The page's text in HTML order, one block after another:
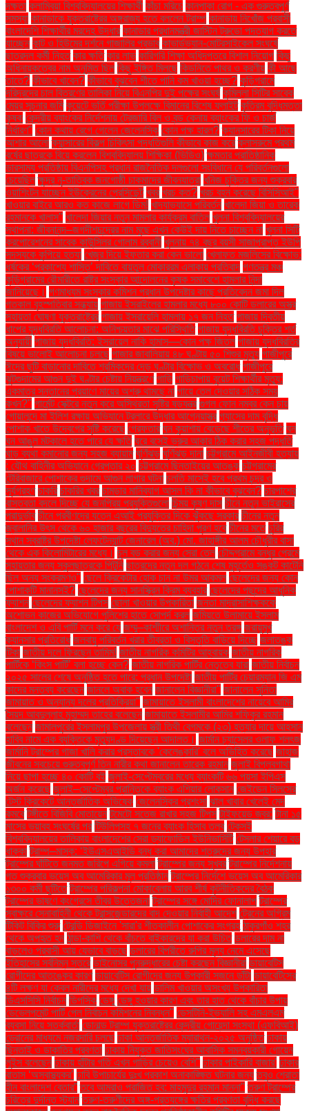
দক্ষতা কলাম্বিয়া বিশ্ববিদ্যালয়ের শিক্ষার্থী কাঁচা মরিচে কানপাকা রোগ - এক গুরুত্বপুর্ণ
সমস্যা কানাডাকে যুক্তরাষ্ট্রের অঙ্গরাজ্য হতে বললেন ট্রাম্প কানাডায় নিখোঁজ প্রবাসী
বাংলাদেশি শিক্ষার্থীর মরদেহ উদ্ধার কানাডার প্রধানমন্ত্রী জাস্টিন ট্রুডো পদত্যাগ করতে
যাচ্ছেন কান্ট ও হিউমের দর্শনে গাজালির প্রভাব কাভার্ডভ্যান-মোটরসাইকেল সংঘর্ষে
ছাত্রদল কর্মী নিহত কার ক্ষতি কার লাভ কারিগরি শিক্ষা অধিদপ্তরে বিশাল নিয়োগ কিছু
অধিনায়কত্বের নাম অনুমিত ছিল কিছু ইঙ্গিত মিলছে কিডনিতে পাথর ও করণীয় কী আছে
তাতে? কীভাবে খাবেন? কীভাবে বুঝবেন শীতে পানি কম খাওয়া হচ্ছে? কুড়িগ্রামে
দরিদ্রদের চাল বিতরণের তালিকা নিয়ে বিএনপির দুই পক্ষের সংঘর্ষ কুমিল্লা সিটির সাবেক
মেয়র সূচনার জমি কুয়েটে ভর্তি পরীক্ষা উপলক্ষে বিমানের বিশেষ ফ্লাইট কৃত্রিম বুদ্ধিমত্তা
কৃষক কেন্দ্রীয় ব্যাংকের নির্দেশনায় ট্রেজারি বিল ও বন্ড কেনায় ব্যাংকের ফি ও চার্জ
নির্ধারণ" কোন কথায় রেগে গেলেন জেলেনস্কি কোন পক্ষ হারল? ক্যানসারের টিকা নিয়ে
আশার আলো ক্যান্সারের বিকল্প চিকিৎসা পদ্ধতিগুলি কীভাবে কাজ করে ক্লাসরুমে প্রথম
বর্ষের ছাত্রকে বিয়ে করলেন বিশ্ববিদ্যালয় শিক্ষিকা (ভিডিও) ক্ষমতার প্রাতিষ্ঠানিক
ভারসাম্য প্রতিষ্ঠায় বিএনপিসহ প্রধান রাজনৈতিক দলগুলো সংবিধানে যে পরিবর্তনগুলো
চেয়েছিল ক্ষুদ্র নৃ-তাত্বিক জনগোষ্ঠী চাকমাদের জীবনযাত্রা খনিজ চুক্তির জন্য শুক্রবার
ওয়াশিংটন যাচ্ছেন ইউক্রেনের প্রেসিডেন্ট খবর খরচ কত? খরচ বহন করেছে বিসিসিআই"
খাওয়ার বাইরে আরও কত কাজে লাগে ডিম! খাদ্যাভ্যাসে পরিবর্তন খালেদা জিয়া ও তারেক
রহমানকে খালাস'' খালেদা জিয়ার নতুন মামলার কার্যক্রম বাতিল খুলনা বিশ্ববিদ্যালয়ের
স্থাপনা: জীবনানন্দ–জগদীশচন্দ্রের নাম মুছে এখন কেউই দায় নিতে চাচ্ছেন না খুলনা সিটি
করপোরেশনের সাবেক কাউন্সিলর গোলাম রব্বানী খুলনায় ৭৪ বছর বয়সী সাজাপ্রাপ্ত ইউপি
সদস্যকে কুপিয়ে হত্যা খেজুর দিয়ে ইফতার করা কেন ভালো খেলাফত মজলিসের বিক্ষোভ:
ধর্ষকের ‘প্রকাশ্যে শাস্তি’ দাবিতে বায়তুল মোকাররম এলাকায় প্রতিবাদ গণতন্ত্র মঞ্চ
কুড়িগ্রামের রৌমারীতে রাষ্ট্র সংস্কার আন্দোলনের কৃষক সমাবেশে হামলার নিন্দা
জানিয়েছে। গণমাধ্যম সংস্কার কমিশন প্রধান উপদেষ্টার কাছে প্রতিবেদন জমা দিল
গতকাল বৃহস্পতিবার সন্ধ্যায় গাজায় ইসরাইলের হামলার মধ্যে ৮০০ কোটি ডলারের অস্ত্র
সহায়তা ঘোষণা যুক্তরাষ্ট্রের গাজায় ইসরায়েলি হামলায় ১৭ জন নিহত গাজায় দ্বিতীয়
ধাপের যুদ্ধবিরতি আলোচনা: অনিশ্চয়তার মাঝে পরিস্থিতি গাজায় যুদ্ধবিরতি চুক্তির শর্ত
অনুযায়ী গাজায় যুদ্ধবিরতি: ইসরায়েল নাকি হামাস—কোন পক্ষ জিতল গাজায় যুদ্ধবিরতির
বিষয়ে ভালোই আলোচনা চলছে গাজার জাবালিয়ায় ৪৮ ঘণ্টায় ৫০ শিশুর মৃত্যু গাজীপুরে
ঈদের ছুটি বাড়ানোর দাবিতে শ্রমিকদের দেড় ঘণ্টার বিক্ষোভ ও অবরোধ গাজীপুরে
ঝুটগুদামের আগুন দুই ঘণ্টার চেষ্টায় নিয়ন্ত্রণে গাড়ি গাড়িচাপায় বুয়েট শিক্ষার্থীর মৃত্যু:
একমাত্র সন্তানের প্রয়াণে মায়ের অশ্রু থামছে না গায়ে তেল দেওয়ার সঠিক সময়
কখন?" গার্মেন্ট সেক্টরে নতুন করে অস্থিরতা সৃষ্টির ষড়যন্ত্র গুগল ফোন নম্বর কেন চায়
গোয়ালন্দে মা ইলিশ রক্ষায় অভিযানে ট্রলারে উদ্ধার আগ্নেয়াস্ত্র গ্যাসের দাম বৃদ্ধি
পোশাক খাতে উদ্বেগের সৃষ্টি করেছে গ্রেফতার ঘন কুয়াশায় বেড়েছে শীতের অনুভূতি ঘন
ঘন আঙুল মটকালে হতে পারে যে ক্ষতি ঘরে বসেই ভ্রুর আকার ঠিক করার সহজ পদ্ধতি
ঘাড় ব্যথা কমানোর জন্য সহজ ব্যায়াম ঘূর্ণিঝড় ঘূর্ণিঝড় দানা চট্টগ্রামে আইনজীবী হত্যায়
: যৌথ বাহিনীর অভিযানে গ্রেপ্তার ২০ চট্টগ্রামে ছিনতাইয়ের আতঙ্ক চট্টগ্রামের
টেরিবাজারে পোশাকের গুদামে আগুন লাগার ঘটনা চলতি মাসেই হবে প্রথম চন্দ্র ও
সূর্যগ্রহণ চাকরি চাকরির খবর চামড়ার মানিব্যাগ আসল কি না কীভাবে বুঝবেন? চারপাশের
বাস্তবতা বদলে দিচ্ছে যে জনপ্রিয় প্রযুক্তিগুলো চিন্ময় কৃষ্ণ দাস চীনে নতুন ভাইরাসের
প্রাদুর্ভাব চীনে প্রবীণদের যত্নে এআই প্রযুক্তির দিকে ঝুঁকছে সরকার চীনের নতুন
জ্বালানির উৎস থেকে ৬০ হাজার বছরের বিদ্যুতের চাহিদা পূরণ হবে চীনের মতে চুরির
স্থান স্বরাষ্ট্র উপদেষ্টা লেফটেন্যান্ট জেনারেল (অব.) মো. জাহাঙ্গীর আলম চৌধুরীর বাসা
থেকে এক কিলোমিটারের মধ্যে। চুল বড় করার জন্য সেরা তেল চৌদ্দগ্রামে বন্ধুর প্রেমে
সহায়তার জন্য স্কুলছাত্রকে পিটুনি ছাত্রদের নতুন দল গঠনে শেষ মুহূর্তেও সঙ্কট কাটেনি
ছিল অন্য সংক্রমণও" ছেলে ক্রিকেটার হোক চান না উমর আকমল ছেলেদের জন্য কোন
পোশাকটি মানানসই? ছেলেদের জন্য সানস্ক্রিন ক্রিম ব্যবহার ছেলেদের পছন্দের আধুনিক
ফ্যাশন ছেলেদের ফ্যাশন টিপস ছোলা খাওয়ার উপকারিতা জনতা মাদ্রাসাশিক্ষককে
অশোভন কাজের অভিযোগে পুলিশের হাতে সোপর্দ করল জমিয়তে উলামায়ে ইসলাম
বাংলাদেশ ও এবি পার্টি মনে করে যে জম্মু–কাশ্মীরে অশান্তির নতুন তরঙ্গ জরায়ুমুখ
ক্যানসার প্রতিরোধ জলবায়ু পরিবর্তন খরার তীব্রতা ও বিস্তৃতি বাড়িয়ে দিচ্ছে জলাতঙ্ক
টিকা জাতীয় দলে ফিরছেন তামিম! জাতীয় নাগরিক কমিটির আহ্বায়ক জাতীয় নাগরিক
পার্টিকে ‘কিংস পার্টি’ বলা হচ্ছে কেন? জাতীয় নাগরিক পার্টির নেতৃত্বে যারা জাতীয় নির্বাচন
২০২৫ সালের শেষে অনুষ্ঠিত হতে পারে: প্রধান উপদেষ্টা জাতীয় পার্টির চেয়ারম্যান জি এম
কাদের মন্তব্য করেছেন জানলে অবাক হবেন জানালেন বিজ্ঞানীরা" জানালেন সুনিতা
জামায়াত ও অন্যান্য দলের প্রতিক্রিয়া'' জামায়াতে ইসলামী বাংলাদেশের নায়েবে আমির
সৈয়দ আবদুল্লাহ মুহাম্মদ তাহের বলেছেন জামায়াতে ইসলামীর আমির শফিকুর রহমান
বলেছেন জামালপুরের ইসলামপুর উপজেলায় স্ত্রী তিথী বেগমকে (২৩) হত্যার দায়ে আহসান
হাবিব নামে এক ব্যক্তিকে মৃত্যুদণ্ড দিয়েছেন আদালত। জার্মান চ্যান্সেলর ওলাফ শলৎজ
জার্মানি ট্রাম্পের গাজা খালি করার প্রস্তাবকে 'কেলেঙ্কারি' বলে অভিহিত করেছে জাহাজ
জীবনের সবচেয়ে গুরুত্বপূর্ণ তিন নারীর কথা জানালেন তারেক রহমান জুলাই বিপ্লবগাথা
নিয়ে ছাপা হচ্ছে ৪০ কোটি বই জুলাই-সেপ্টেম্বরের মধ্যে ব্যাংকটি ৬৬ পয়সা ইপিএস
অর্জন করেছে জুলাই–সেপ্টেম্বর প্রান্তিকে ব্যাংক এশিয়ার লোকসান জেইডেন সিলসের
টেস্ট ক্রিকেটে আন্তর্জাতিক অভিষেক জেলেনস্কির প্রশংসা ঝাল খাবার খেলেই মেদ
কমবে টঙ্গীতে বিজিবি মোতায়েন টমেটো সতেজ রাখার সহজ টিপস টাইফয়েড জ্বর: টানা ১৫
মাসের ভয়াবহ সংঘর্ষের পর টিউলিপসহ ৭ জনের ব্যাংক হিসাব তলব টেকসই
বিশ্ববিদ্যালয়ের তালিকায় বাংলাদেশের সেরা ড্যাফোডিল ইউনিভার্সিটি টেসলার শেয়ারে বড়
ধাক্কা ট্রাম্প–মাস্ক: ‘ইউএসএআইডি বন্ধ করা আমাদের শত্রুদের জন্য উপহার
ট্রাম্পের ঘাঁটিতে জনমত জরিপে এগিয়ে কমলা ট্রাম্পের জন্য সুখবর ট্রাম্পের নির্দেশনায়
গত শুক্রবার ভয়েস অব আমেরিকার মূল প্রতিষ্ঠান ট্রাম্পের নির্দেশে ভয়েস অব আমেরিকার
১৩০০ কর্মী ছুটিতে ট্রাম্পের পরিকল্পনা মোকাবেলায় আরব শীর্ষ কূটনীতিকদের বৈঠক
ট্রাম্পের ভাষণে কংগ্রেসে তীব্র উত্তেজনা ট্রাম্পের সঙ্গে মোদির ফোনালাপ ট্রাম্পের
স্বাক্ষরে সেনাবাহিনী থেকে ট্রান্সজেন্ডারদের বাদ দেওয়ার নির্বাহী আদেশ ট্রেনের অগ্রিম
টিকিট বিক্রি শুরু ট্রেন্ডি ডিজাইনে 'সারা'র শীতকালীন পোশাকের সংগ্রহ ঠাকুরগাঁও শহর
থেকে অপহৃত হন ঠান্ডা-কাশি থেকে বাঁচতে বাইকারদের যা করা উচিত ডলারের দাম না
বাড়লেও প্রবাসী আয় যেভাবে বাড়ছে ডলারের বিপরীতে রুপির মূল্য নেমে এসেছে
ইতিহাসের সর্বনিম্ন স্তরে ডাইনোসর পুনরুদ্ধারের চেষ্টা করছেন বিজ্ঞানীরা ডায়াবেটিস
রোগীদের আতঙ্কের কারণ ডায়াবেটিস রোগীদের জন্য উপকারী সজনে ডাঁটা ডায়াবেটিসের
৪টি লক্ষণ যা কেবল নারীদের মধ্যে দেখা যায় ডালিম খাওয়ার অসংখ্য উপকারিতা
ডিএসসিসি নির্বাচন ডিপসিক ডেঙ্গু ডেঙ্গু হওয়ার কারণ এবং তার হাত থেকে বাঁচার উপায়
ডেভেলপমেন্ট পার্টি পেল নির্বাচন কমিশনের নিবন্ধন" ডেসটিনি-ইভ্যালি সহ এমএলএম
ব্যবসা নিয়ে সতর্কবার্তা ডোনাল্ড ট্রাম্প যুক্তরাষ্ট্রের কেন্দ্রীয় গোয়েন্দা সংস্থা (এফবিআই)
ড্রোনের মাধ্যমে নজরদারি চলছে ঢাকা আন্তর্জাতিক ম্যারাথন-২০২৫ অনুষ্ঠিত ঢাকায়
ছিনতাই ও ডাকাতির প্রবণতা ঢাকায় নিযুক্ত জাতিসংঘের আবাসিক সমন্বয়কারী গোয়েন
লুইস বলেছেন ঢাকায় হাঁটার গতি এখন গাড়ির চেয়েও বেশি'' ঢাকার পাইকারি বাজার' ঢাকার
বাতাস ‘অস্বাস্থ্যকর’ ঢাবি উপাচার্যের দুঃখ প্রকাশ অনাকাঙ্ক্ষিত ঘটনার জন্য তবুও শ্রোতা
হীন বাংলাদেশ বেতার” তবে আমরাও পরাজিত হব: মাহমুদুর রহমান মান্না" তরুণ ট্রাম্পের
চরিত্রে দুর্দান্ত স্ট্যান তরুণ-তরুণীদের অঙ্গ-প্রত্যঙ্গের ক্ষতির প্রবণতা বৃদ্ধি করছে